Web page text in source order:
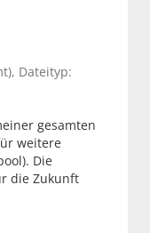
Dateityp:
gesamten
weitere
Die
die Zukunft